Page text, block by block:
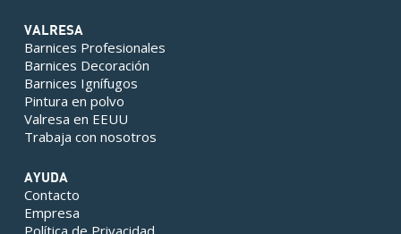
VALRESA
Barnices Profesionales
Barnices Decoración
Barnices Ignífugos
Pintura en polvo
Valresa en EEUU
Trabaja con nosotros
AYUDA
Contacto
Empresa